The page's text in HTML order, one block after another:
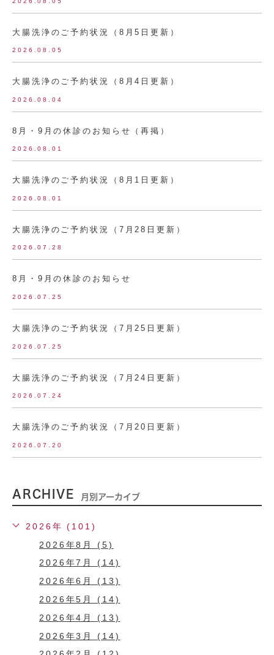
大腸洗浄のご予約状況（8月5日更新）
2026.08.05
大腸洗浄のご予約状況（8月4日更新）
2026.08.04
8月・9月の休診のお知らせ（再掲）
2026.08.01
大腸洗浄のご予約状況（8月1日更新）
2026.08.01
大腸洗浄のご予約状況（7月28日更新）
2026.07.28
8月・9月の休診のお知らせ
2026.07.25
大腸洗浄のご予約状況（7月25日更新）
2026.07.25
大腸洗浄のご予約状況（7月24日更新）
2026.07.24
大腸洗浄のご予約状況（7月20日更新）
2026.07.20
ARCHIVE 月別アーカイブ
2026年 (101)
2026年8月 (5)
2026年7月 (14)
2026年6月 (13)
2026年5月 (14)
2026年4月 (13)
2026年3月 (14)